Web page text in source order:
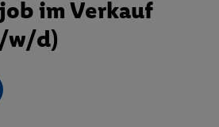
im Verkauf
w/d)